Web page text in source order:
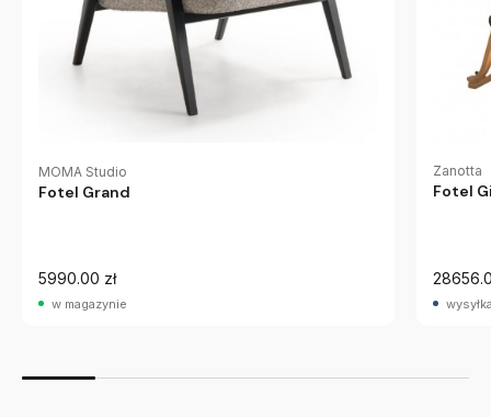
MOMA Studio
Fotel Grand
5990.00 zł
w magazynie
Zanotta
Fotel